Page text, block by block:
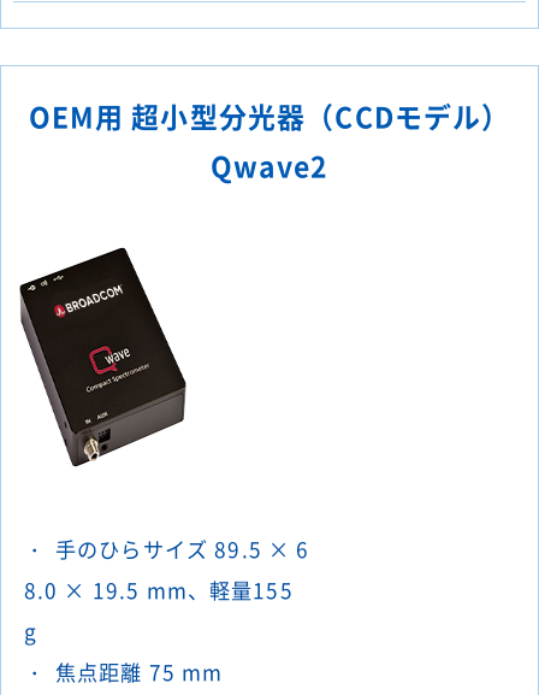
OEM用 超小型分光器（CCDモデル）
Qwave2
手のひらサイズ 89.5 × 6
8.0 × 19.5 mm、軽量155
g
焦点距離 75 mm